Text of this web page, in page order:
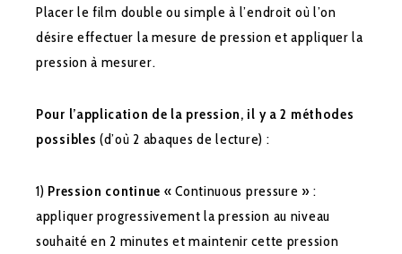
Placer le film double ou simple à l’endroit où l’on
désire effectuer la mesure de pression et appliquer la
pression à mesurer.
Pour l’application de la pression, il y a 2 méthodes
possibles (d’où 2 abaques de lecture) :
1) Pression continue « Continuous pressure » :
appliquer progressivement la pression au niveau
souhaité en 2 minutes et maintenir cette pression